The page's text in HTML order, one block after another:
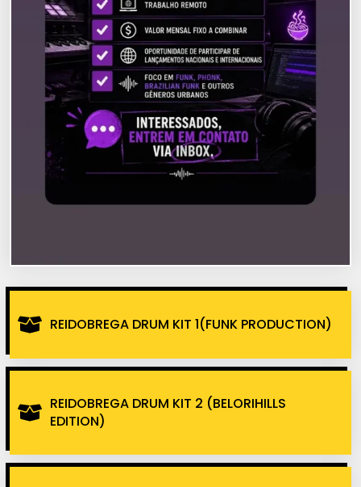
REIDOBREGA DRUM KIT 1(FUNK PRODUCTION)
REIDOBREGA DRUM KIT 2 (BELORIHILLS
EDITION)